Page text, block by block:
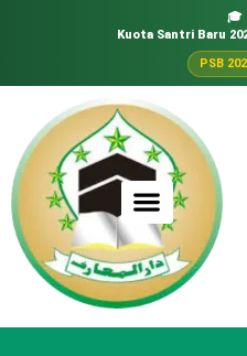
🎓
Kuota Santri Baru
PSB